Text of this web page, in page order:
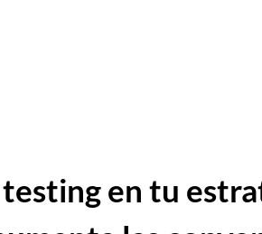
en tu